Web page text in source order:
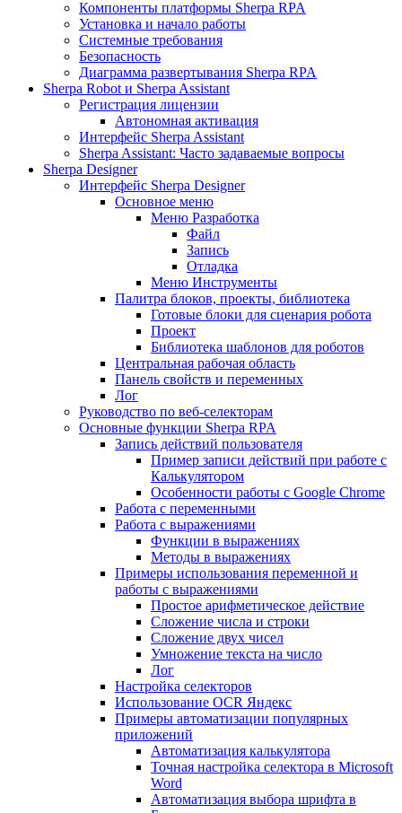
Компоненты платформы Sherpa RPA
Установка и начало работы
Системные требования
Безопасность
Диаграмма развертывания Sherpa RPA
Sherpa Robot и Sherpa Assistant
Регистрация лицензии
Автономная активация
Интерфейс Sherpa Assistant
Sherpa Assistant: Часто задаваемые вопросы
Sherpa Designer
Интерфейс Sherpa Designer
Основное меню
Меню Разработка
Файл
Запись
Отладка
Меню Инструменты
Палитра блоков, проекты, библиотека
Готовые блоки для сценария робота
Проект
Библиотека шаблонов для роботов
Центральная рабочая область
Панель свойств и переменных
Лог
Руководство по веб-селекторам
Основные функции Sherpa RPA
Запись действий пользователя
Пример записи действий при работе с
Калькулятором
Особенности работы с Google Chrome
Работа с переменными
Работа с выражениями
Функции в выражениях
Методы в выражениях
Примеры использования переменной и
работы с выражениями
Простое арифметическое действие
Сложение числа и строки
Сложение двух чисел
Умножение текста на число
Лог
Настройка селекторов
Использование OCR Яндекс
Примеры автоматизации популярных
приложений
Автоматизация калькулятора
Точная настройка селектора в Microsoft
Word
Автоматизация выбора шрифта в